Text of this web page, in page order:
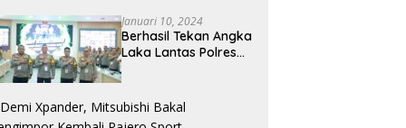
Januari 10, 2024
Berhasil Tekan Angka
Laka Lantas Polres
Kapolda Jatim